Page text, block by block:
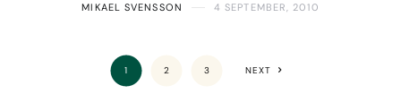
MIKAEL SVENSSON 4 SEPTEMBER, 2010
1 2 3 NEXT